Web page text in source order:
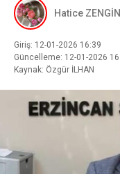
Hatice ZENGİN
Giriş: 12-01-2026 16:39
Güncelleme: 12-01-2026
Kaynak: Özgür İLHAN